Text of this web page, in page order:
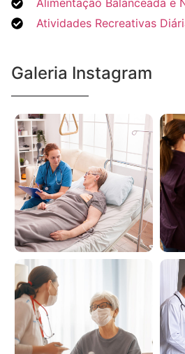
Alimentação Balanceada e
Atividades Recreativas
Galeria Instagram